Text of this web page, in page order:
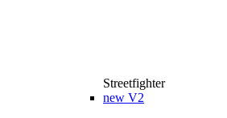
Streetfighter
new V2